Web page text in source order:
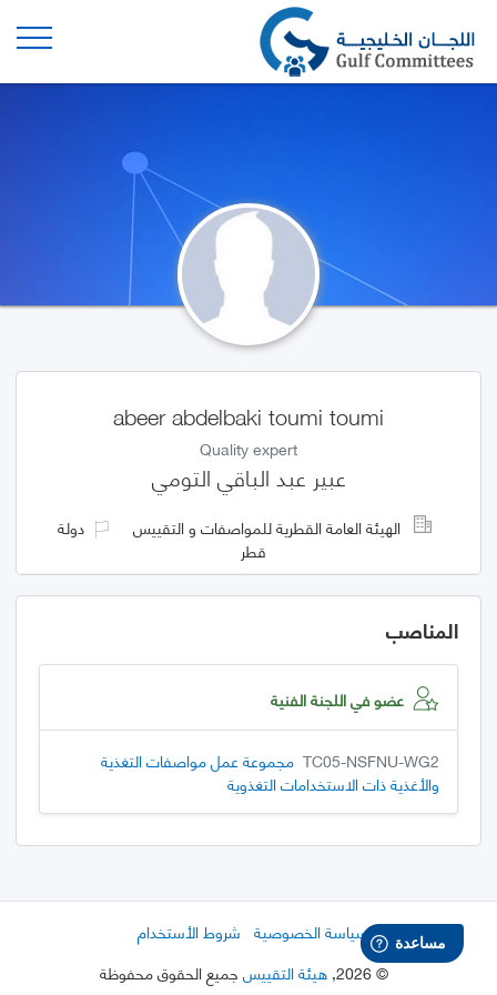
abeer abdelbaki toumi toumi
Quality expert
عبير عبد الباقي التومي
الهيئة العامة القطرية للمواصفات و التقييس
دولة
قطر
المناصب
عضو في اللجنة الفنية
TC05-NSFNU-WG2 مجموعة عمل مواصفات التغذية
والأغذية ذات الاستخدامات التغذوية
سياسة الخصوصية شروط الأستخدام
©
2026
, هيئة التقييس جميع الحقوق محفوظة